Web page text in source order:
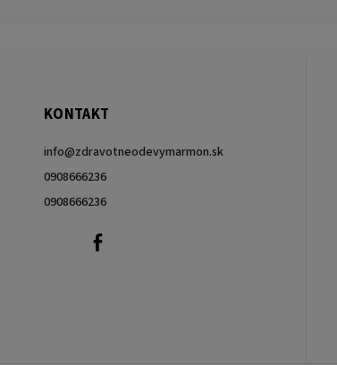
KONTAKT
info@zdravotneodevymarmon.sk
0908666236
0908666236
0908666236